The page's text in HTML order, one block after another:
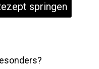
springen